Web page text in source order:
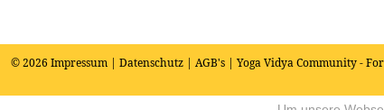
© 2026 Impressum | Datenschutz | AGB's | Yoga Vidya Community -